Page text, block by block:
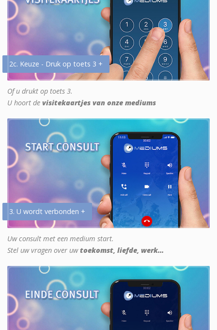
2c. Keuze - Druk op toets 3 +
Of u drukt op toets 3.
U hoort de visitekaartjes van onze mediums
3. U wordt verbonden +
Uw consult met een medium start.
Stel uw vragen over uwtoekomst, liefde, werk...